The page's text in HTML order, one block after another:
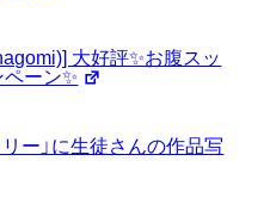
大好評✨お腹スッ
ーン✨
ー」に生徒さんの作品写